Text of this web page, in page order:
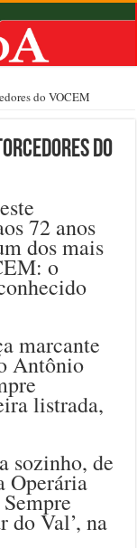
do VOCEM
do
72 anos
dos mais
o
marcante
Antônio
listrada,
sozinho, de
Operária
do Val’, na